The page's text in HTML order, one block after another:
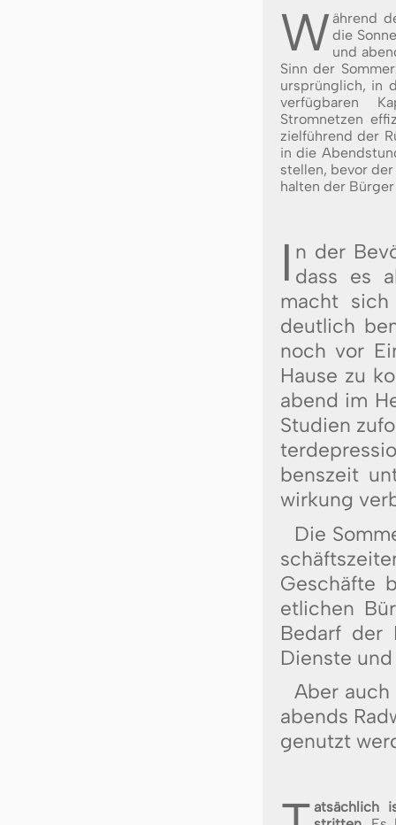
W ährend
die
und
Sinn der
ur­sprüng­lich, in
ver­füg­ba­ren
Strom­net­zen
ziel­füh­rend der
in die
stel­len, be­vor
hal­ten der
I n der
dass es
macht
deut­lich
noch vor
Hau­se zu
abend im
Stu­di­en
bens­zeit
wir­kung
Die
Ge­schäf­te
et­li­chen
Be­darf der
Diens­te
Aber
abends
ge­nutzt
atsächlich